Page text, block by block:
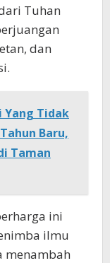
Tuhan
dan
Yang Tidak
Baru,
Taman
ini
ilmu
menambah